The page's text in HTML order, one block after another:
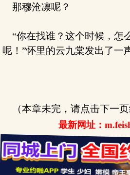
那穆沧凛呢？
“你在找谁？这个时候，怎
呢！”怀里的云九棠发出了一
（本章未完，请点击下一页
最新网址：